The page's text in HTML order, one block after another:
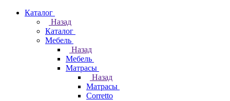
Каталог
Назад
Каталог
Мебель
Назад
Мебель
Матрасы
Назад
Матрасы
Corretto